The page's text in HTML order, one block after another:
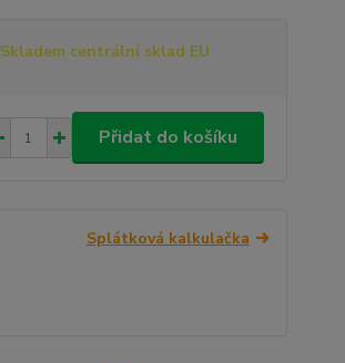
Skladem centrální sklad EU
Přidat do košíku
Splátková kalkulačka